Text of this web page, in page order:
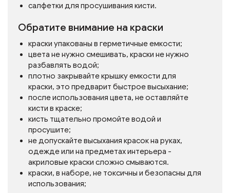
салфетки для просушивания кисти.
Обратите внимание на краски
краски упакованы в герметичные емкости;
цвета не нужно смешивать, краски не нужно
разбавлять водой;
плотно закрывайте крышку емкости для
краски, это предварит быстрое высыхание;
после использования цвета, не оставляйте
кисти в краске;
кисть тщательно промойте водой и
просушите;
не допускайте высыхания красок на руках,
одежде или на предметах интерьера -
акриловые краски сложно смываются.
краски, в наборе, не токсичны и безопасны для
использования;